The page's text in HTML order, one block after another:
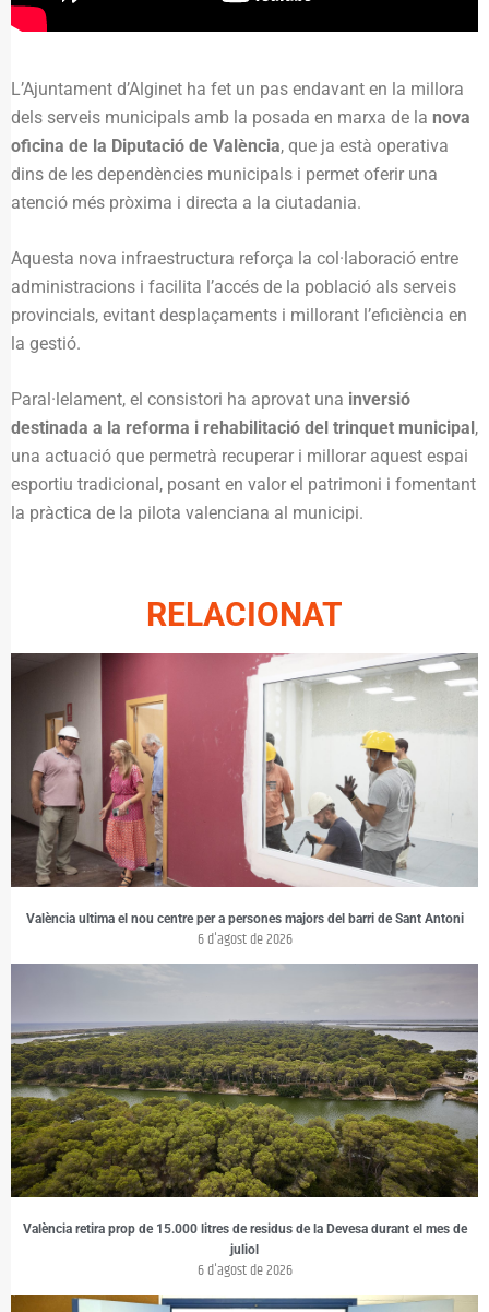
L’Ajuntament d’Alginet ha fet un pas endavant en la millora
dels serveis municipals amb la posada en marxa de la nova
oficina de la Diputació de València, que ja està operativa
dins de les dependències municipals i permet oferir una
atenció més pròxima i directa a la ciutadania.
Aquesta nova infraestructura reforça la col·laboració entre
administracions i facilita l’accés de la població als serveis
provincials, evitant desplaçaments i millorant l’eficiència en
la gestió.
Paral·lelament, el consistori ha aprovat una inversió
destinada a la reforma i rehabilitació del trinquet municipal,
una actuació que permetrà recuperar i millorar aquest espai
esportiu tradicional, posant en valor el patrimoni i fomentant
la pràctica de la pilota valenciana al municipi.
RELACIONAT
València ultima el nou centre per a persones majors del barri de Sant Antoni
6 d'agost de 2026
València retira prop de 15.000 litres de residus de la Devesa durant el mes de
juliol
6 d'agost de 2026